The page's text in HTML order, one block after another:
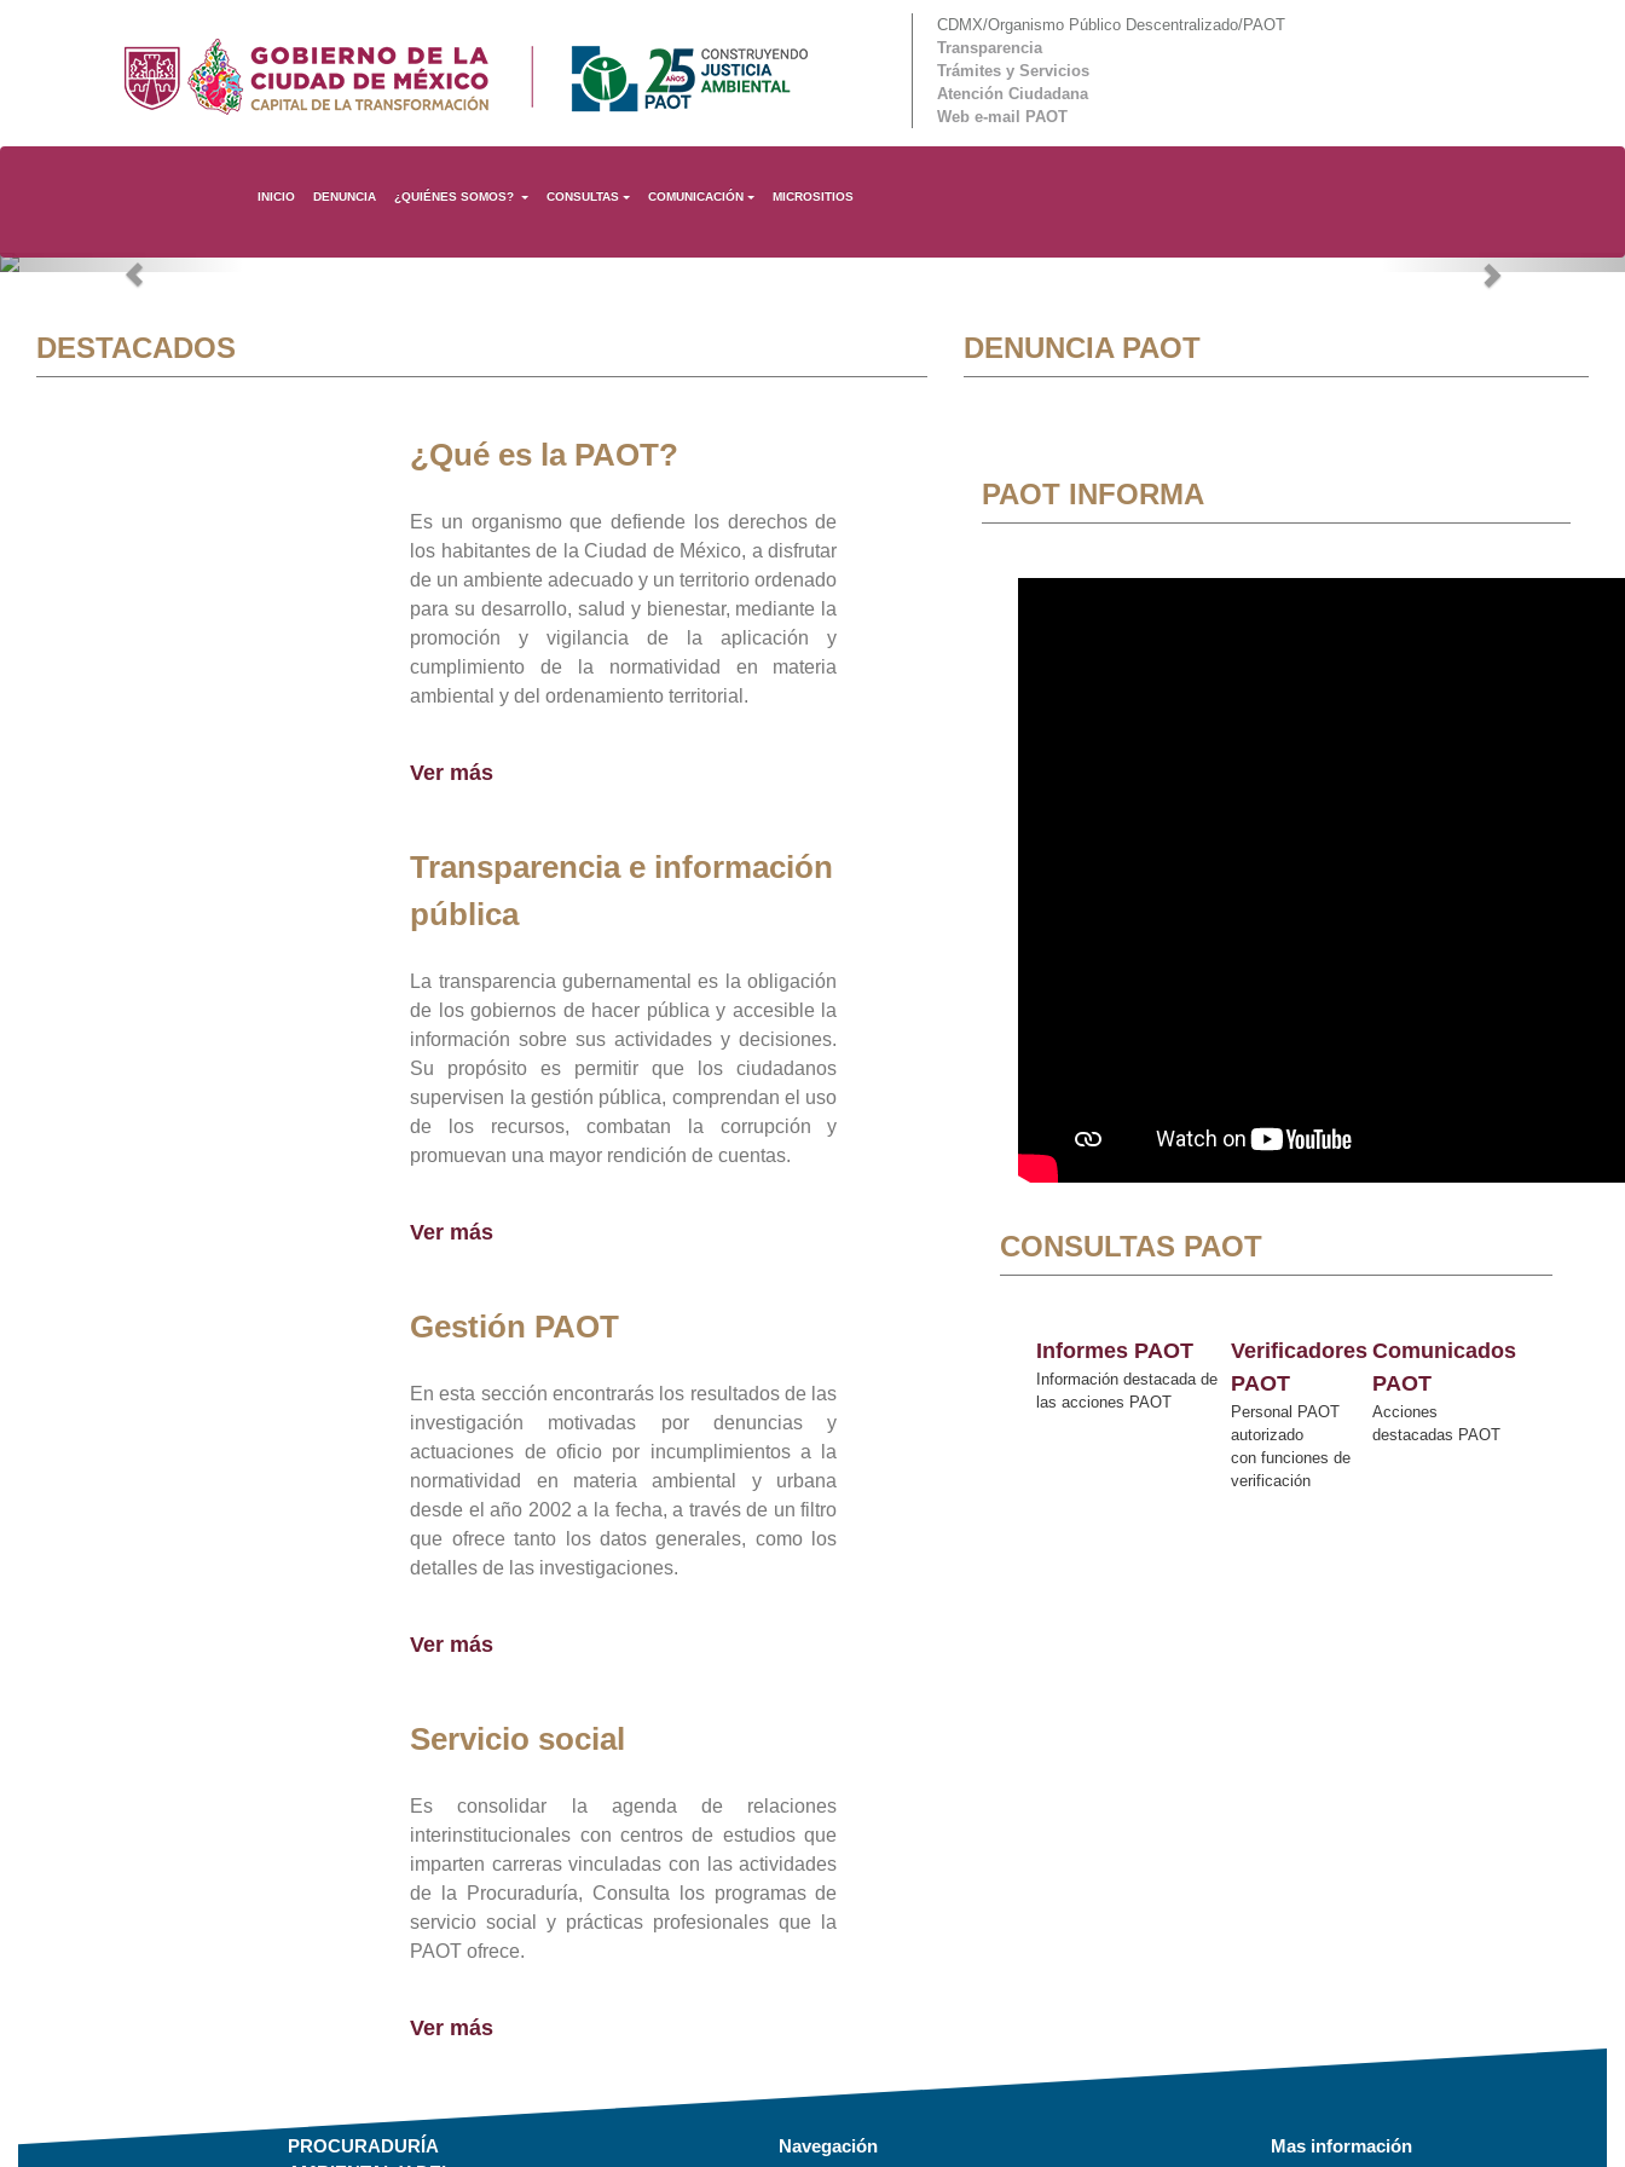
CDMX/Organismo Público Descentralizado/PAOT
Transparencia
Trámites y Servicios
Atención Ciudadana
Web e-mail PAOT
INICIO DENUNCIA ¿QUIÉNES SOMOS? CONSULTAS COMUNICACIÓN MICROSITIOS
Previous Next
DESTACADOS
¿Qué es la PAOT?
Es un organismo que defiende los derechos de
los habitantes de la Ciudad de México, a disfrutar
de un ambiente adecuado y un territorio ordenado
para su desarrollo, salud y bienestar, mediante la
promoción y vigilancia de la aplicación y
cumplimiento de la normatividad en materia
ambiental y del ordenamiento territorial.
Ver más
Transparencia e información
pública
La transparencia gubernamental es la obligación
de los gobiernos de hacer pública y accesible la
información sobre sus actividades y decisiones.
Su propósito es permitir que los ciudadanos
supervisen la gestión pública, comprendan el uso
de los recursos, combatan la corrupción y
promuevan una mayor rendición de cuentas.
Ver más
Gestión PAOT
En esta sección encontrarás los resultados de las
investigación motivadas por denuncias y
actuaciones de oficio por incumplimientos a la
normatividad en materia ambiental y urbana
desde el año 2002 a la fecha, a través de un filtro
que ofrece tanto los datos generales, como los
detalles de las investigaciones.
Ver más
Servicio social
Es consolidar la agenda de relaciones
interinstitucionales con centros de estudios que
imparten carreras vinculadas con las actividades
de la Procuraduría, Consulta los programas de
servicio social y prácticas profesionales que la
PAOT ofrece.
Ver más
DENUNCIA PAOT
PAOT INFORMA
CONSULTAS PAOT
Informes PAOT
Información destacada de
las acciones PAOT
Verificadores
PAOT
Personal PAOT
autorizado
con funciones de
verificación
Comunicados
PAOT
Acciones
destacadas PAOT
PROCURADURÍA
Navegación Mas información